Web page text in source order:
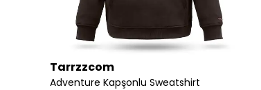
Tarrzzcom
Adventure Kapşonlu Sweatshirt